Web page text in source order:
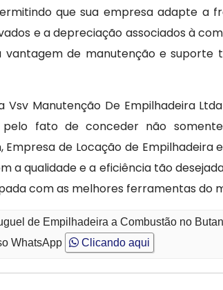
que sua empresa adapte a
e a depreciação associados à
vantagem de manutenção e suporte
Manutenção De Empilhadeira
pelo fato de conceder não
de Locação de
a qualidade e a eficiência tão
com as melhores ferramentas
de Empilhadeira a Combustão no
WhatsApp Clicando aqui